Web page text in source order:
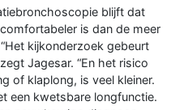
blijft dat
is dan de meer
kijkonderzoek gebeurt
Jagesar. “En het risico
of klaplong, is veel kleiner.
een kwetsbare longfunctie.